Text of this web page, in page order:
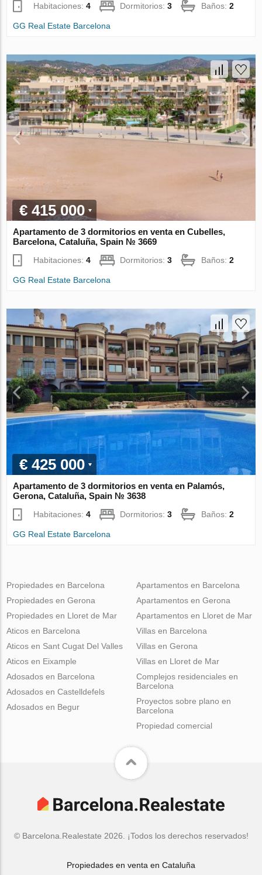
Habitaciones:4 Dormitorios:3 Baños:2
GG Real Estate Barcelona
€ 415 000
Apartamento de 3 dormitorios en venta en Cubelles,
Barcelona, Cataluña, Spain № 3669
Habitaciones:4 Dormitorios:3 Baños:2
GG Real Estate Barcelona
€ 425 000
Apartamento de 3 dormitorios en venta en Palamós,
Gerona, Cataluña, Spain № 3638
Habitaciones:4 Dormitorios:3 Baños:2
GG Real Estate Barcelona
Propiedades en Barcelona
Propiedades en Gerona
Propiedades en Lloret de Mar
Apartamentos en Barcelona
Apartamentos en Gerona
Apartamentos en Lloret de Mar
Aticos en Barcelona
Aticos en Sant Cugat Del Valles
Aticos en Eixample
Villas en Barcelona
Villas en Gerona
Villas en Lloret de Mar
Adosados en Barcelona
Adosados en Castelldefels
Adosados en Begur
Complejos residenciales en
Barcelona
Proyectos sobre plano en
Barcelona
Propiedad comercial
© Barcelona.Realestate 2026. ¡Todos los derechos reservados!
Propiedades en venta en Cataluña